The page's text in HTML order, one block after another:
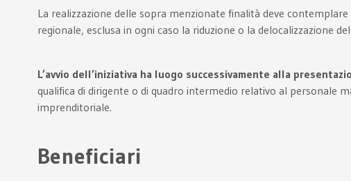
La realizzazione delle sopra menzionate finalità deve
regionale, esclusa in ogni caso la riduzione o la delocalizzazione
L’avvio dell’iniziativa ha luogo successivamente alla
qualifica di dirigente o di quadro intermedio relativo al personale
imprenditoriale.
Beneficiari